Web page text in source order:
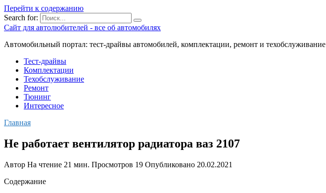
Перейти к содержанию
Search for:
Сайт для автолюбителей - все об автомобилях
Автомобильный портал: тест-драйвы автомобилей, комплектации, ремонт и техобслуживание
Тест-драйвы
Комплектации
Техобслуживание
Ремонт
Тюнинг
Интересное
Главная
Не работает вентилятор радиатора ваз 2107
Автор На чтение 21 мин. Просмотров 19 Опубликовано 20.02.2021
Содержание